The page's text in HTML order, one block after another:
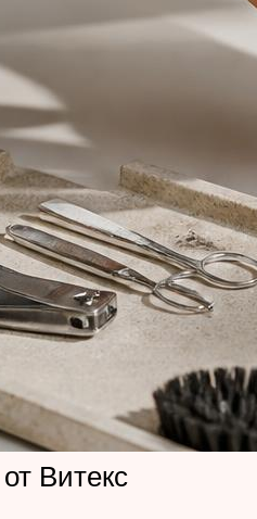
Витекс